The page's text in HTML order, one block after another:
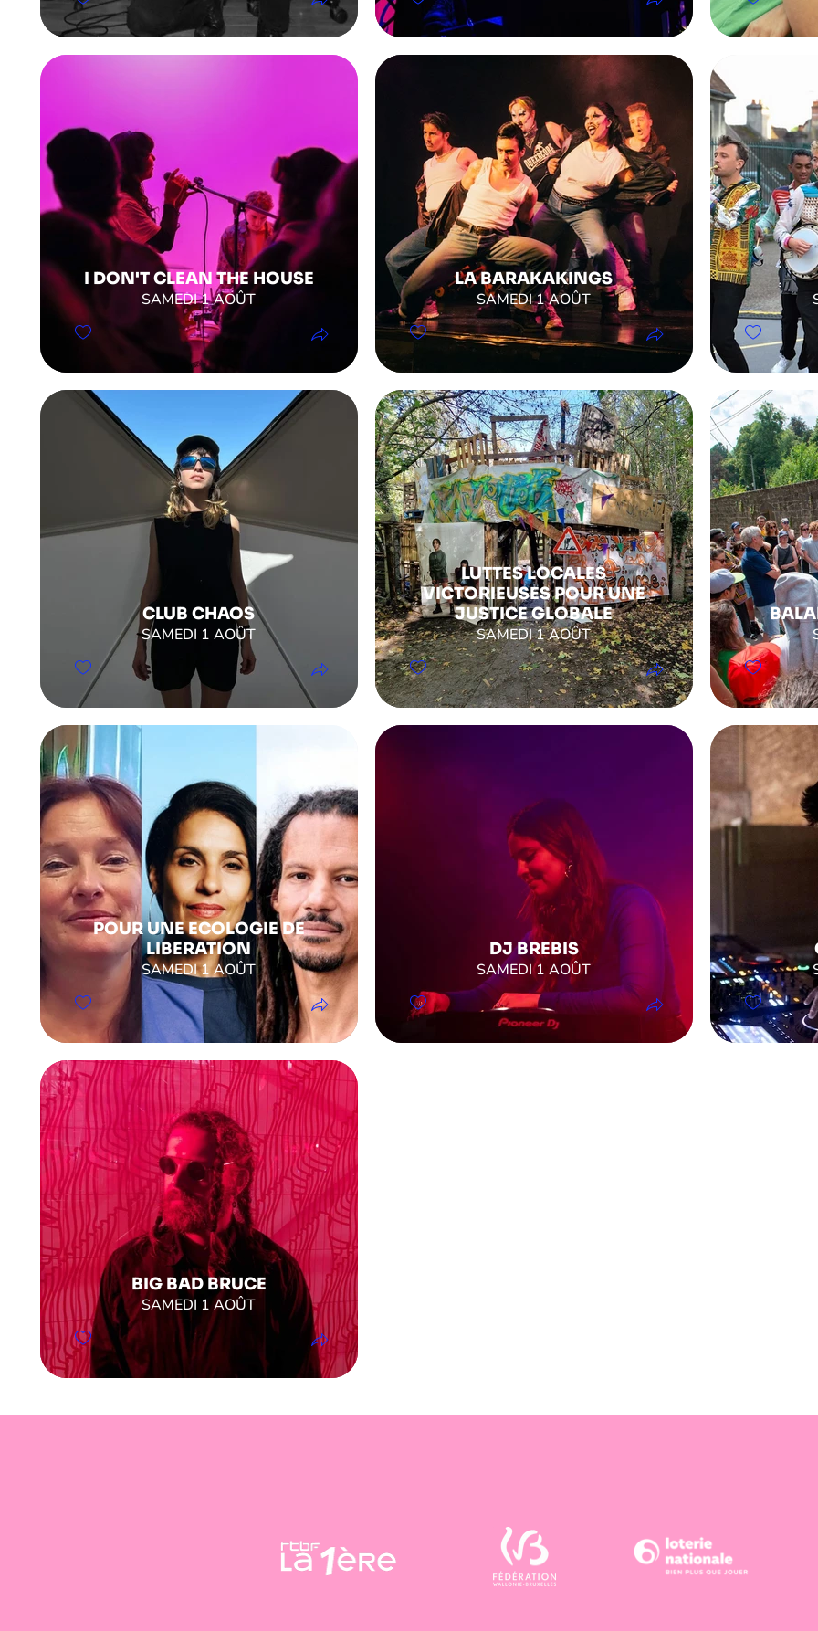
I DON'T CLEAN THE HOUSE
SAMEDI 1 AOÛT
LA BARAKAKINGS
SAMEDI 1 AOÛT
CLUB CHAOS
SAMEDI 1 AOÛT
LUTTES LOCALES
VICTORIEUSES POUR UNE
JUSTICE GLOBALE
SAMEDI 1 AOÛT
POUR UNE ECOLOGIE DE
LIBERATION
SAMEDI 1 AOÛT
DJ BREBIS
SAMEDI 1 AOÛT
BIG BAD BRUCE
SAMEDI 1 AOÛT